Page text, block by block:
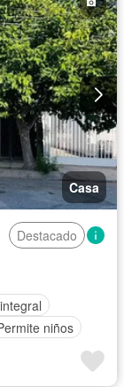
Casa
Destacado
niños